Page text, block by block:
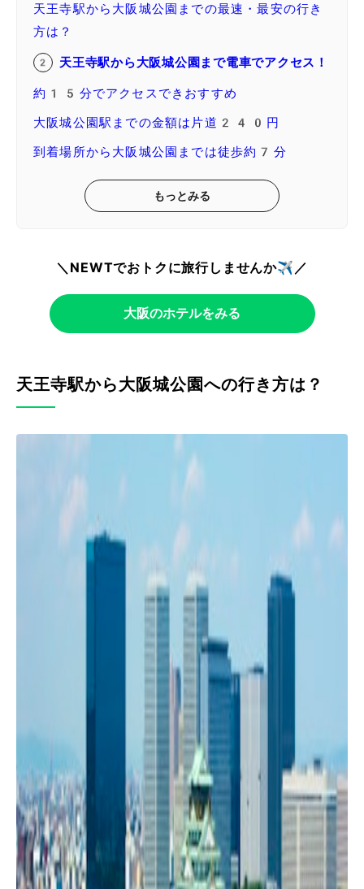
天王寺駅から大阪城公園までの最速・最安の行き
方は？
天王寺駅から大阪城公園まで電車でアクセス！
約15分でアクセスできおすすめ
大阪城公園駅までの金額は片道240円
到着場所から大阪城公園までは徒歩約7分
もっとみる
＼NEWTでおトクに旅行しませんか✈️／
大阪のホテルをみる
天王寺駅から大阪城公園への行き方は？